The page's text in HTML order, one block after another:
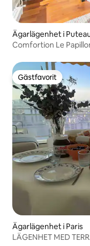
Ägarlägenhet i
Comfortion Le
Gästfavorit
Gästfavorit
Ägarlägenhet i Paris
LÄGENHET MED